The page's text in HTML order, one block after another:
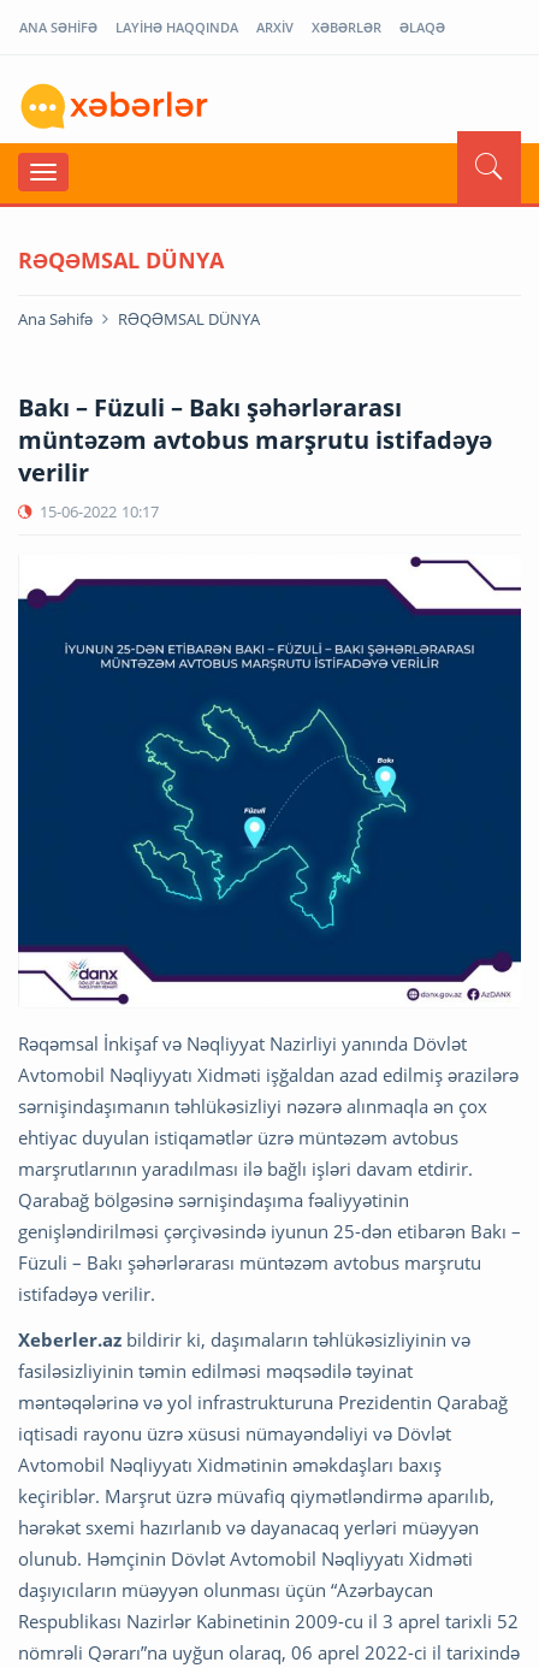
ANA SƏHİFƏ LAYİHƏ HAQQINDA ARXİV XƏBƏRLƏR ƏLAQƏ
RƏQƏMSAL DÜNYA
Ana Səhifə RƏQƏMSAL DÜNYA
Bakı – Füzuli – Bakı şəhərlərarası
müntəzəm avtobus marşrutu istifadəyə
verilir
15-06-2022 10:17
Rəqəmsal İnkişaf və Nəqliyyat Nazirliyi yanında Dövlət
Avtomobil Nəqliyyatı Xidməti işğaldan azad edilmiş ərazilərə
sərnişindaşımanın təhlükəsizliyi nəzərə alınmaqla ən çox
ehtiyac duyulan istiqamətlər üzrə müntəzəm avtobus
marşrutlarının yaradılması ilə bağlı işləri davam etdirir.
Qarabağ bölgəsinə sərnişindaşıma fəaliyyətinin
genişləndirilməsi çərçivəsində iyunun 25-dən etibarən Bakı –
Füzuli – Bakı şəhərlərarası müntəzəm avtobus marşrutu
istifadəyə verilir.
Xeberler.az bildirir ki, daşımaların təhlükəsizliyinin və
fasiləsizliyinin təmin edilməsi məqsədilə təyinat
məntəqələrinə və yol infrastrukturuna Prezidentin Qarabağ
iqtisadi rayonu üzrə xüsusi nümayəndəliyi və Dövlət
Avtomobil Nəqliyyatı Xidmətinin əməkdaşları baxış
keçiriblər. Marşrut üzrə müvafiq qiymətləndirmə aparılıb,
hərəkət sxemi hazırlanıb və dayanacaq yerləri müəyyən
olunub. Həmçinin Dövlət Avtomobil Nəqliyyatı Xidməti
daşıyıcıların müəyyən olunması üçün “Azərbaycan
Respublikası Nazirlər Kabinetinin 2009-cu il 3 aprel tarixli 52
nömrəli Qərarı”na uyğun olaraq, 06 aprel 2022-ci il tarixində